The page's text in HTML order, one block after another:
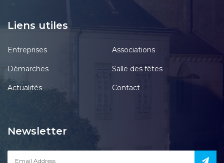
Liens utiles
Entreprises Associations
Démarches Salle des fêtes
Actualités Contact
Newsletter